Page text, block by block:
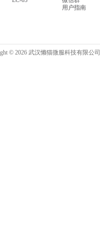
用户指南
© 2026 武汉懒猫微服科技有限公司